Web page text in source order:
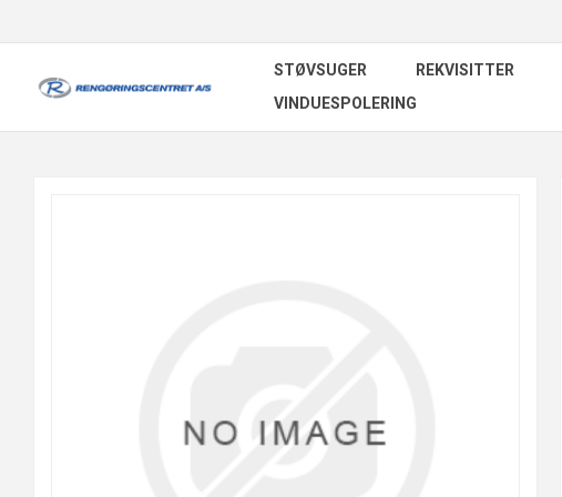
STØVSUGER REKVISITTER
VINDUESPOLERING